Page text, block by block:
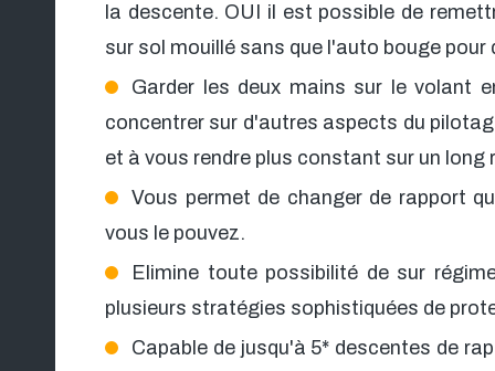
la descente. OUI il est possible de
sur sol mouillé sans que l'auto bouge
Garder les deux mains sur le volant
concentrer sur d'autres aspects du
et à vous rendre plus constant sur un
Vous permet de changer de rapport
vous le pouvez.
Elimine toute possibilité de sur
plusieurs stratégies sophistiquées de
Capable de jusqu'à 5* descentes de